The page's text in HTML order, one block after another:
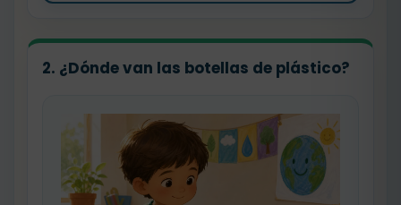
2. ¿Dónde van las botellas de plástico?